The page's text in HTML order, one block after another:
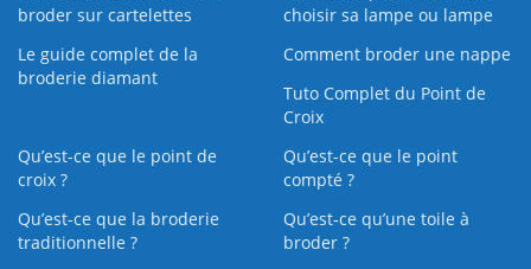
broder sur cartelettes
choisir sa lampe ou lampe
Le guide complet de la
broderie diamant
Comment broder une nappe
Tuto Complet du Point de
Croix
Qu’est-ce que le point de
croix ?
Qu’est-ce que le point
compté ?
Qu’est-ce que la broderie
traditionnelle ?
Qu’est‑ce qu’une toile à
broder ?